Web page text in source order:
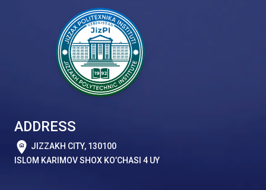
ADDRESS
JIZZAKH CITY, 130100
ISLOM KARIMOV SHOX KO’CHASI 4 UY